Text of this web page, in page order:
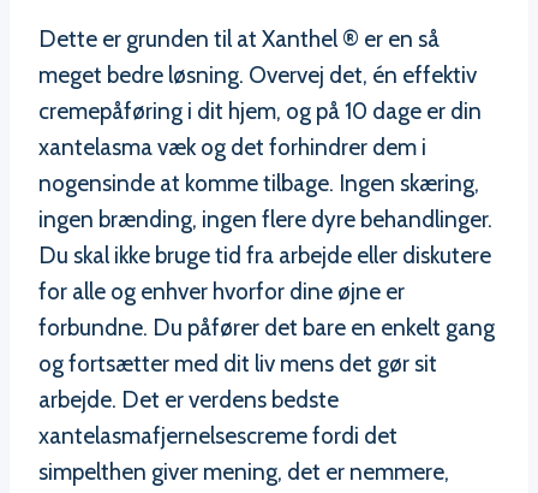
Dette er grunden til at Xanthel ® er en så
meget bedre løsning. Overvej det, én effektiv
cremepåføring i dit hjem, og på 10 dage er din
xantelasma væk og det forhindrer dem i
nogensinde at komme tilbage. Ingen skæring,
ingen brænding, ingen flere dyre behandlinger.
Du skal ikke bruge tid fra arbejde eller diskutere
for alle og enhver hvorfor dine øjne er
forbundne. Du påfører det bare en enkelt gang
og fortsætter med dit liv mens det gør sit
arbejde. Det er verdens bedste
xantelasmafjernelsescreme fordi det
simpelthen giver mening, det er nemmere,